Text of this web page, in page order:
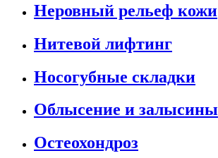
Неровный рельеф кожи
Нитевой лифтинг
Носогубные складки
Облысение и залысины
Остеохондроз